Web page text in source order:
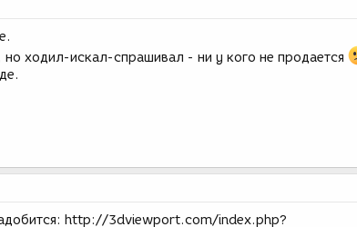
ходил-искал-спрашивал - ни у кого не продается
http://3dviewport.com/index.php?